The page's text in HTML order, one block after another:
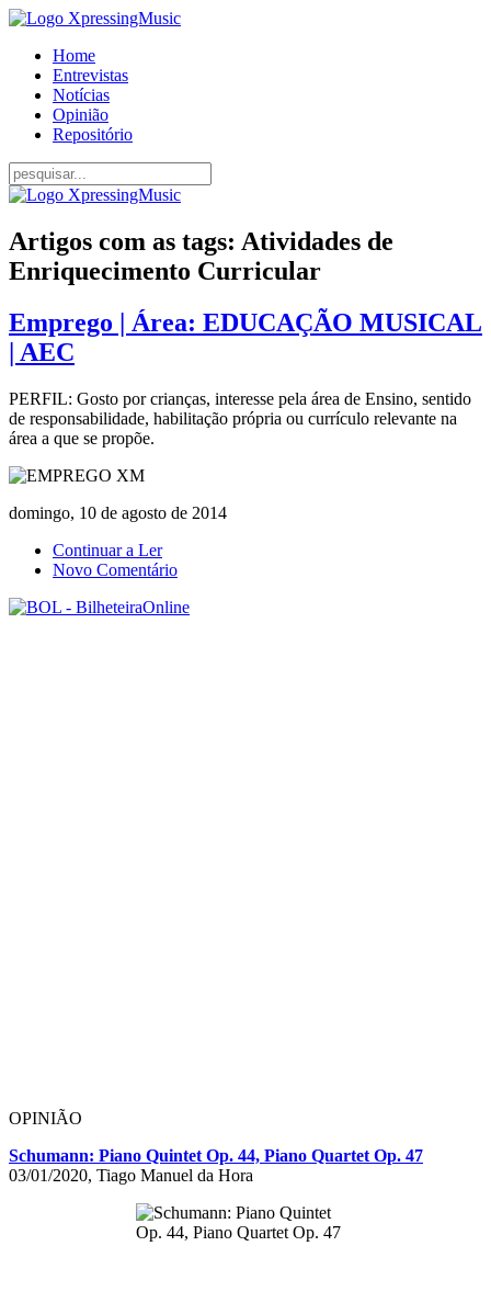
Home
Entrevistas
Notícias
Opinião
Repositório
Artigos com as tags: Atividades de
Enriquecimento Curricular
Emprego | Área: EDUCAÇÃO MUSICAL
| AEC
PERFIL: Gosto por crianças, interesse pela área de Ensino, sentido
de responsabilidade, habilitação própria ou currículo relevante na
área a que se propõe.
domingo, 10 de agosto de 2014
Continuar a Ler
Novo Comentário
OPINIÃO
Schumann: Piano Quintet Op. 44, Piano Quartet Op. 47
03/01/2020, Tiago Manuel da Hora